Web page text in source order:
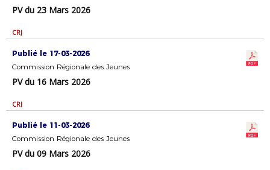
PV du 23 Mars 2026
CRJ
Publié le 17-03-2026
Commission Régionale des Jeunes
PV du 16 Mars 2026
CRJ
Publié le 11-03-2026
Commission Régionale des Jeunes
PV du 09 Mars 2026